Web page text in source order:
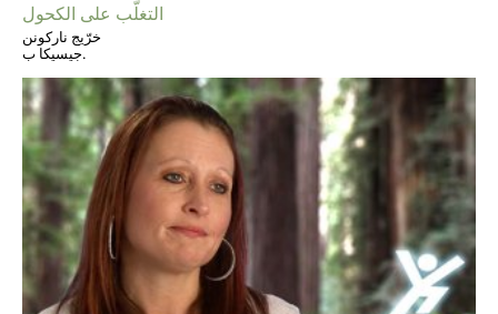
التغلُّب على الكحول
خرّيج ناركونن
جيسيكا ب.